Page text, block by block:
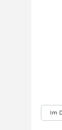
Im